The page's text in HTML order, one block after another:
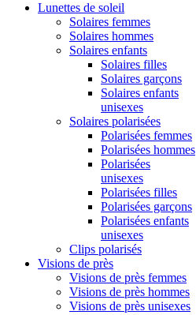
Lunettes de soleil
Solaires femmes
Solaires hommes
Solaires enfants
Solaires filles
Solaires garçons
Solaires enfants
unisexes
Solaires polarisées
Polarisées femmes
Polarisées hommes
Polarisées
unisexes
Polarisées filles
Polarisées garçons
Polarisées enfants
unisexes
Clips polarisés
Visions de près
Visions de près femmes
Visions de près hommes
Visions de près unisexes